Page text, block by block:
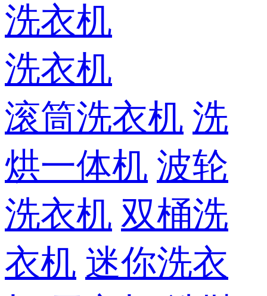
洗衣机
洗衣机
滚筒洗衣机 洗
烘一体机 波轮
洗衣机 双桶洗
衣机 迷你洗衣